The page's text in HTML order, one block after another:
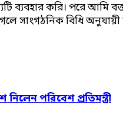
ব্যবহার করি। পরে আমি
সাংগঠনিক বিধি অনুযায়ী
পরিবেশ প্রতিমন্ত্রী